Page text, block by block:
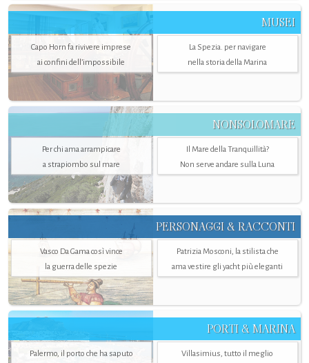
MUSEI
Capo Horn fa rivivere imprese
ai confini dell’impossibile
La Spezia. per navigare
nella storia della Marina
NONSOLOMARE
Per chi ama arrampicare
a strapiombo sul mare
Il Mare della Tranquillità?
Non serve andare sulla Luna
PERSONAGGI & RACCONTI
Vasco Da Gama così vince
la guerra delle spezie
Patrizia Mosconi, la stilista che
ama vestire gli yacht più eleganti
PORTI & MARINA
Palermo, il porto che ha saputo Villasimius, tutto il meglio